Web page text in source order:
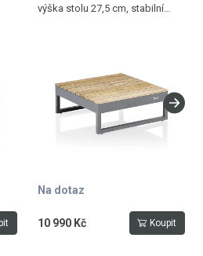
výška stolu 27,5 cm, stabilní
Na dotaz
10 990 Kč Koupit